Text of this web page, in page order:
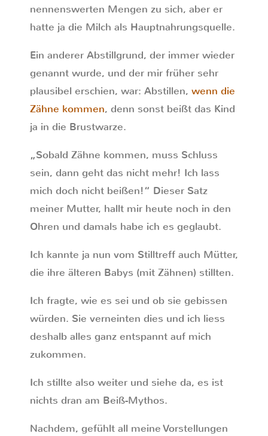
nennenswerten Mengen zu sich, aber er
hatte ja die Milch als Hauptnahrungsquelle.
Ein anderer Abstillgrund, der immer wieder
genannt wurde, und der mir früher sehr
plausibel erschien, war: Abstillen, wenn die
Zähne kommen, denn sonst beißt das Kind
ja in die Brustwarze.
„Sobald Zähne kommen, muss Schluss
sein, dann geht das nicht mehr! Ich lass
mich doch nicht beißen!“ Dieser Satz
meiner Mutter, hallt mir heute noch in den
Ohren und damals habe ich es geglaubt.
Ich kannte ja nun vom Stilltreff auch Mütter,
die ihre älteren Babys (mit Zähnen) stillten.
Ich fragte, wie es sei und ob sie gebissen
würden. Sie verneinten dies und ich liess
deshalb alles ganz entspannt auf mich
zukommen.
Ich stillte also weiter und siehe da, es ist
nichts dran am Beiß-Mythos.
Nachdem, gefühlt all meine Vorstellungen